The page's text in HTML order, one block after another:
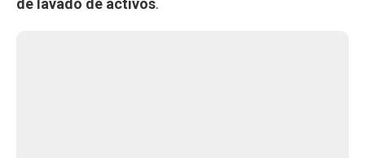
de lavado de activos.